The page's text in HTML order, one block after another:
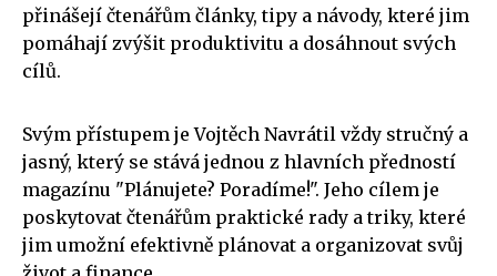
přinášejí čtenářům články, tipy a návody, které jim
pomáhají zvýšit produktivitu a dosáhnout svých
cílů.
Svým přístupem je Vojtěch Navrátil vždy stručný a
jasný, který se stává jednou z hlavních předností
magazínu "Plánujete? Poradíme!". Jeho cílem je
poskytovat čtenářům praktické rady a triky, které
jim umožní efektivně plánovat a organizovat svůj